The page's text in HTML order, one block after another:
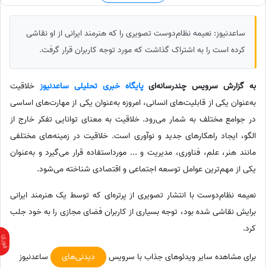
ساعدنیوز: نعیمه نظام‌دوست تصویری را که هنرمند ایرانی از او نقاشی
کرده است را به اشتراک گذاشت که مورد توجه کاربران قرار گرفت.
به گزارش سرویس چندرسانه‌ایپایگاه خبری تحلیلی ساعدنیوز خلاقیت
به‌عنوان یکی از قابلیت‌های انسانی، امروزه به‌عنوان یکی از مهارت‌های اساسی
در جوامع مختلف به شمار می‌رود. خلاقیت به معنای توانایی تفکر خارج از
الگو، ایجاد راهکارهای جدید و نوآوری است. خلاقیت در زمینه‌های مختلفی
مانند هنر، علم، فناوری، مدیریت و ... مورداستفاده قرار می‌گیرد و به‌عنوان
یکی از مهم‌ترین عوامل توسعه اجتماعی و اقتصادی شناخته می‌شود.
نعیمه نظام‌دوست با انتشار تصویری از پرتره‌ای که توسط یک هنرمند ایرانی
برایش نقاشی شده بود، توجه بسیاری از کاربران فضای مجازی را به خود جلب
کرد.
برای مشاهده سایر ویدئوهای جذاب با سرویس دیدنی‌های
ساعدنیوز